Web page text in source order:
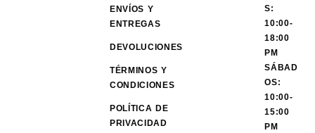
ENVÍOS Y
ENTREGAS
DEVOLUCIONES
TÉRMINOS Y
CONDICIONES
POLÍTICA DE
PRIVACIDAD
S:
10:00-
18:00
PM
SÁBAD
OS:
10:00-
15:00
PM